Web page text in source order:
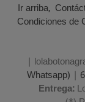
Ir arriba
Condiciones de
|
Whatsapp) |
Entrega: